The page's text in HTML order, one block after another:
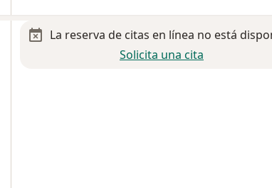
La reserva de citas en línea no está
Solicita una cita